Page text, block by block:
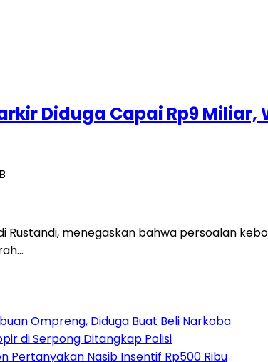
Diduga Capai Rp9
Rustandi, menegaskan bahwa persoalan
Ompreng, Diduga Buat Beli Narkoba
di Serpong Ditangkap Polisi
Pertanyakan Nasib Insentif Rp500 Ribu